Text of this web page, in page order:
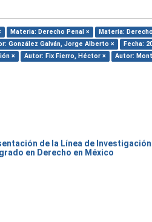
Materia: Derecho Penal × Materia:
González Galván, Jorge Alberto × Fecha:
×
Autor: Fix Fierro, Héctor × Autor:
de la Línea de Investigación
en Derecho en México